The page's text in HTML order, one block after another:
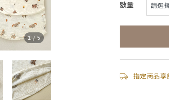
1 / 5
數量
指定商品享